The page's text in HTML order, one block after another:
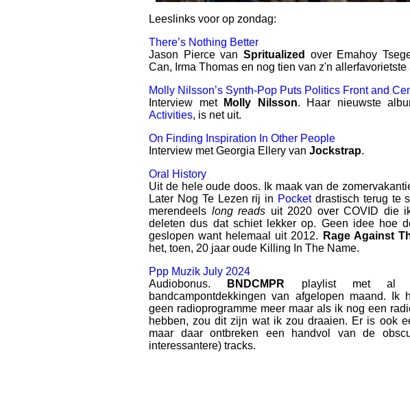
Leeslinks voor op zondag:
There’s Nothing Better
Jason Pierce van Spritualized
over Emahoy
Can, Irma Thomas en nog tien van z'n allerfavorietste
Molly Nilsson’s Synth-Pop Puts Politics Front and
Interview met
Molly Nilsson. Haar nieuwste
Activities, is net uit.
On Finding Inspiration In Other People
Interview met Georgia Ellery van Jockstrap.
Oral History
Uit de hele oude doos. Ik maak van de
Later Nog Te Lezen rij in Pocketdrastisch terug te
merendeels long reads uit 2020 over COVID die
deleten dus dat schiet lekker op. Geen idee hoe
geslopen want helemaal uit 2012.
Rage Against
het, toen, 20 jaar oude Killing In The Name.
Ppp Muzik July 2024
Audiobonus.
BNDCMPR playlist met al
bandcampontdekkingen van afgelopen maand.
geen radioprogramme meer maar als ik nog een
hebben, zou dit zijn wat ik zou draaien. Er is ook
maar daar ontbreken een handvol van de
interessantere) tracks.